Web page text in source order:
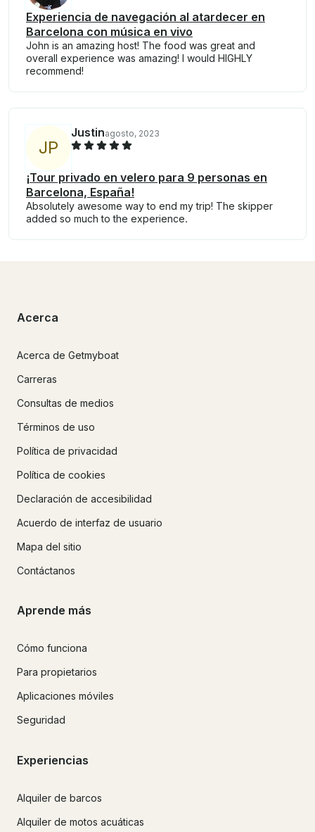
Experiencia de navegación al atardecer en
Barcelona con música en vivo
John is an amazing host! The food was great and
overall experience was amazing! I would HIGHLY
recommend!
JP
Justinagosto, 2023
¡Tour privado en velero para 9 personas en
Barcelona, España!
Absolutely awesome way to end my trip! The skipper
added so much to the experience.
Acerca
Acerca de Getmyboat
Carreras
Consultas de medios
Términos de uso
Política de privacidad
Política de cookies
Declaración de accesibilidad
Acuerdo de interfaz de usuario
Mapa del sitio
Contáctanos
Aprende más
Cómo funciona
Para propietarios
Aplicaciones móviles
Seguridad
Experiencias
Alquiler de barcos
Alquiler de motos acuáticas